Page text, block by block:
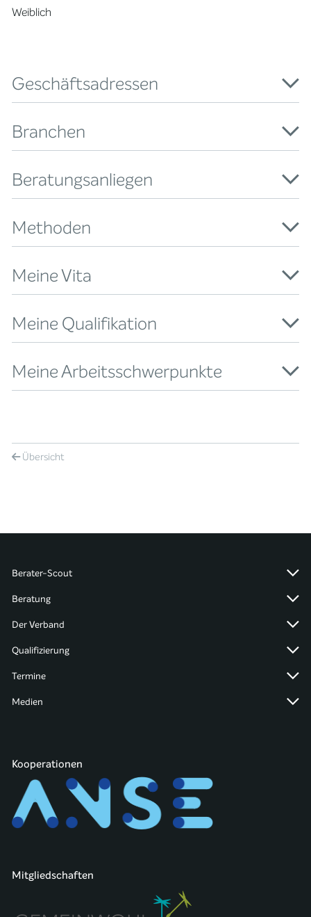
Weiblich
Geschäftsadressen
Branchen
Beratungsanliegen
Methoden
Meine Vita
Meine Qualifikation
Meine Arbeitsschwerpunkte
Übersicht
Berater-Scout
Beratung
Der Verband
Qualifizierung
Termine
Medien
Kooperationen
Mitgliedschaften